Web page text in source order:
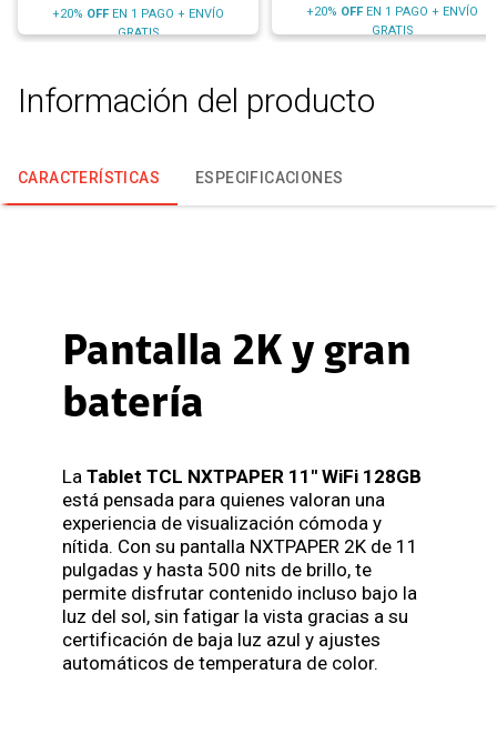
+20% OFF EN 1 PAGO + ENVÍO
GRATIS
+20% OFF EN 1 PAGO + ENVÍO
GRATIS
Información del producto
CARACTERÍSTICAS ESPECIFICACIONES
Pantalla 2K y gran
batería
La Tablet TCL NXTPAPER 11'' WiFi 128GB
está pensada para quienes valoran una
experiencia de visualización cómoda y
nítida. Con su pantalla NXTPAPER 2K de 11
pulgadas y hasta 500 nits de brillo, te
permite disfrutar contenido incluso bajo la
luz del sol, sin fatigar la vista gracias a su
certificación de baja luz azul y ajustes
automáticos de temperatura de color.